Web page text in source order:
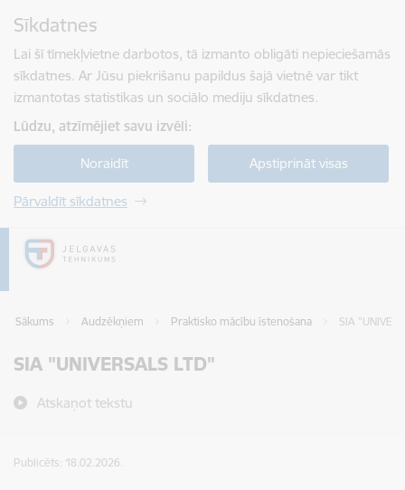
Sīkdatnes
Lai šī tīmekļvietne darbotos, tā izmanto obligāti nepieciešamās
sīkdatnes. Ar Jūsu piekrišanu papildus šajā vietnē var tikt
izmantotas statistikas un sociālo mediju sīkdatnes.
Lūdzu, atzīmējiet savu izvēli:
Noraidīt Apstiprināt visas
Pārvaldīt sīkdatnes
Sākums Audzēkņiem Praktisko mācību īstenošana SIA
SIA "UNIVERSALS LTD"
Atskaņot tekstu
Publicēts: 18.02.2026.